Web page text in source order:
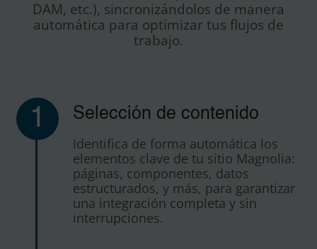
DAM, etc.), sincronizándolos de manera
automática para optimizar tus flujos de
trabajo.
1 Selección de contenido
Identifica de forma automática los
elementos clave de tu sitio Magnolia:
páginas, componentes, datos
estructurados, y más, para garantizar
una integración completa y sin
interrupciones.